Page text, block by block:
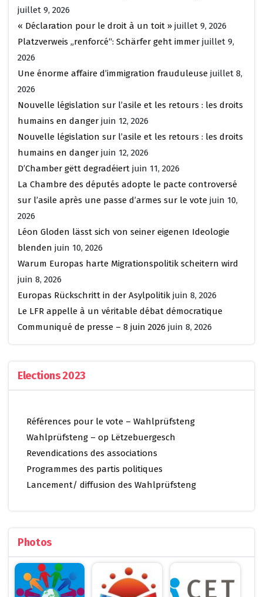
juillet 9, 2026
« Déclaration pour le droit à un toit » juillet 9, 2026
Platzverweis „renforcé“: Schärfer geht immer juillet 9,
2026
Une énorme affaire d’immigration frauduleuse juillet 8,
2026
Nouvelle législation sur l’asile et les retours : les droits
humains en danger juin 12, 2026
Nouvelle législation sur l’asile et les retours : les droits
humains en danger juin 12, 2026
D’Chamber gëtt degradéiert juin 11, 2026
La Chambre des députés adopte le pacte controversé
sur l’asile après une passe d’armes sur le vote juin 10,
2026
Léon Gloden lässt sich von seiner eigenen Ideologie
blenden juin 10, 2026
Warum Europas harte Migrationspolitik scheitern wird
juin 8, 2026
Europas Rückschritt in der Asylpolitik juin 8, 2026
Le LFR appelle à un véritable débat démocratique
Communiqué de presse – 8 juin 2026 juin 8, 2026
Elections 2023
Références pour le vote – Wahlprüfsteng
Wahlprüfsteng – op Lëtzebuergesch
Revendications des associations
Programmes des partis politiques
Lancement/ diffusion des Wahlprüfsteng
Photos